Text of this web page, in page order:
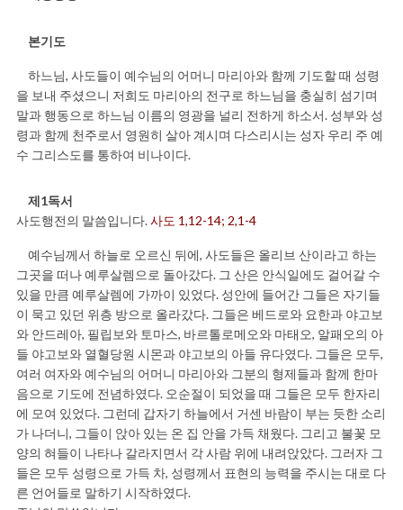
본기도
하느님, 사도들이 예수님의 어머니 마리아와 함께 기도할 때 성령
을 보내 주셨으니 저희도 마리아의 전구로 하느님을 충실히 섬기며
말과 행동으로 하느님 이름의 영광을 널리 전하게 하소서. 성부와 성
령과 함께 천주로서 영원히 살아 계시며 다스리시는 성자 우리 주 예
수 그리스도를 통하여 비나이다.
제1독서
사도행전의 말씀입니다.사도 1,12-14; 2,1-4
예수님께서 하늘로 오르신 뒤에, 사도들은 올리브 산이라고 하는
그곳을 떠나 예루살렘으로 돌아갔다. 그 산은 안식일에도 걸어갈 수
있을 만큼 예루살렘에 가까이 있었다. 성안에 들어간 그들은 자기들
이 묵고 있던 위층 방으로 올라갔다. 그들은 베드로와 요한과 야고보
와 안드레아, 필립보와 토마스, 바르톨로메오와 마태오, 알패오의 아
들 야고보와 열혈당원 시몬과 야고보의 아들 유다였다. 그들은 모두,
여러 여자와 예수님의 어머니 마리아와 그분의 형제들과 함께 한마
음으로 기도에 전념하였다. 오순절이 되었을 때 그들은 모두 한자리
에 모여 있었다. 그런데 갑자기 하늘에서 거센 바람이 부는 듯한 소리
가 나더니, 그들이 앉아 있는 온 집 안을 가득 채웠다. 그리고 불꽃 모
양의 혀들이 나타나 갈라지면서 각 사람 위에 내려앉았다. 그러자 그
들은 모두 성령으로 가득 차, 성령께서 표현의 능력을 주시는 대로 다
른 언어들로 말하기 시작하였다.